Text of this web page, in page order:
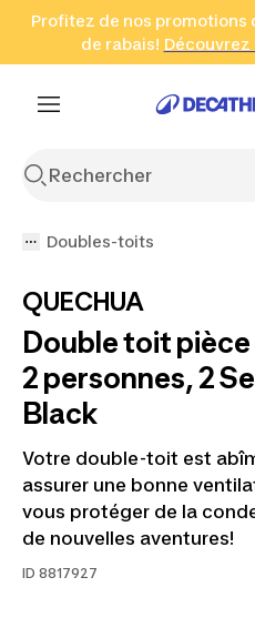
Aller à la recherche Aller
Profitez de nos promotions
de rabais!en seulement
(Zones
Doubles-toits
QUECHUA
Double toit
2 personnes, 2
Black
Votre double-toit est
assurer une bonne
vous protéger de la
de nouvelles aventures!
ID 8817927